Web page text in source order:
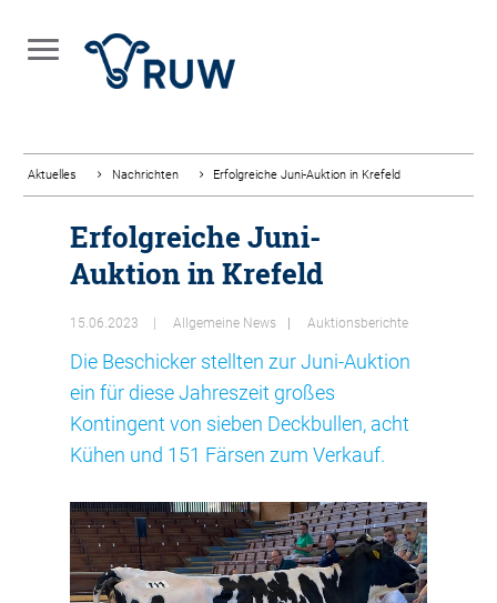
Aktuelles Nachrichten Erfolgreiche Juni-Auktion in Krefeld
Erfolgreiche Juni-
Auktion in Krefeld
15.06.2023 Allgemeine News Auktionsberichte
Die Beschicker stellten zur Juni-Auktion
ein für diese Jahreszeit großes
Kontingent von sieben Deckbullen, acht
Kühen und 151 Färsen zum Verkauf.